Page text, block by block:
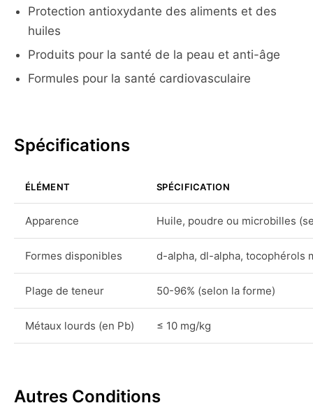
Protection antioxydante des aliments et des
huiles
Produits pour la santé de la peau et anti-âge
Formules pour la santé cardiovasculaire
Spécifications
ÉLÉMENT SPÉCIFICATION
Apparence Huile, poudre ou microbilles
Formes disponibles d-alpha, dl-alpha, tocophérols
Plage de teneur 50-96% (selon la forme)
Métaux lourds (en Pb) ≤ 10 mg/kg
Autres Conditions